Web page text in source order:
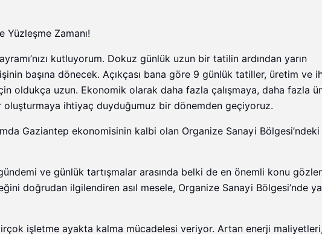
Zamanı!
kutluyorum. Dokuz günlük uzun bir tatilin ardından yarın
başına dönecek. Açıkçası bana göre 9 günlük tatiller, üretim ve
oldukça uzun. Ekonomik olarak daha fazla çalışmaya, daha fazla
ihtiyaç duyduğumuz bir dönemden geçiyoruz.
Gaziantep ekonomisinin kalbi olan Organize Sanayi
ve günlük tartışmalar arasında belki de en önemli konu
doğrudan ilgilendiren asıl mesele, Organize Sanayi Bölgesi’nde
işletme ayakta kalma mücadelesi veriyor. Artan enerji